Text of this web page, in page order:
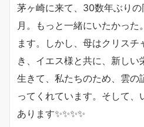
茅ヶ崎に来て、30数年ぶり
月。もっと一緒にいたかった
ます。しかし、母はクリス
き、イエス様と共に、新しい
生きて、私たちのため、雲の
ってくれています。そして
あります✨✨✨✨